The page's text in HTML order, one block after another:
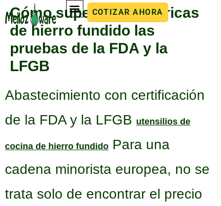
COTIZAR AHORA
Cómo superan las fábricas
de hierro fundido las
pruebas de la FDA y la
LFGB
Abastecimiento con certificación
de la FDA y la LFGB utensilios de
cocina de hierro fundido Para una
cadena minorista europea, no se
trata solo de encontrar el precio